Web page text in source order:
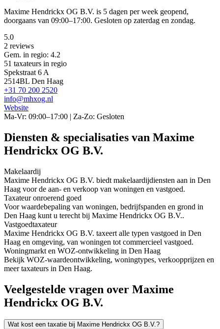
Maxime Hendrickx OG B.V. is 5 dagen per week geopend,
doorgaans van 09:00–17:00. Gesloten op zaterdag en zondag.
5.0
2 reviews
Gem. in regio: 4.2
51 taxateurs in regio
Spekstraat 6 A
2514BL Den Haag
+31 70 200 2520
info@mhxog.nl
Website
Ma-Vr: 09:00–17:00 | Za-Zo: Gesloten
Diensten & specialisaties van Maxime
Hendrickx OG B.V.
Makelaardij
Maxime Hendrickx OG B.V. biedt makelaardijdiensten aan in Den
Haag voor de aan- en verkoop van woningen en vastgoed.
Taxateur onroerend goed
Voor waardebepaling van woningen, bedrijfspanden en grond in
Den Haag kunt u terecht bij Maxime Hendrickx OG B.V..
Vastgoedtaxateur
Maxime Hendrickx OG B.V. taxeert alle typen vastgoed in Den
Haag en omgeving, van woningen tot commercieel vastgoed.
Woningmarkt en WOZ-ontwikkeling in Den Haag
Bekijk WOZ-waardeontwikkeling, woningtypes, verkoopprijzen en
meer taxateurs in Den Haag.
Veelgestelde vragen over Maxime
Hendrickx OG B.V.
Wat kost een taxatie bij Maxime Hendrickx OG B.V.?